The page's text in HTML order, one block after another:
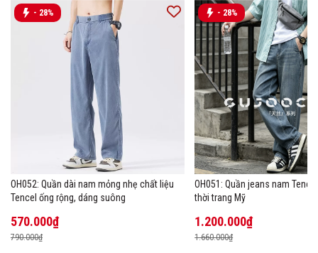
- 28%
OH052: Quần dài nam mỏng nhẹ chất liệu
Tencel ống rộng, dáng suông
570.000₫
790.000₫
- 28%
OH051: Quần jeans nam
thời trang Mỹ
1.200.000₫
1.660.000₫